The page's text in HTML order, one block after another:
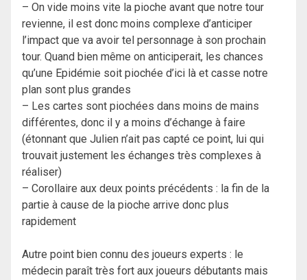
– On vide moins vite la pioche avant que notre tour
revienne, il est donc moins complexe d’anticiper
l’impact que va avoir tel personnage à son prochain
tour. Quand bien même on anticiperait, les chances
qu’une Epidémie soit piochée d’ici là et casse notre
plan sont plus grandes
– Les cartes sont piochées dans moins de mains
différentes, donc il y a moins d’échange à faire
(étonnant que Julien n’ait pas capté ce point, lui qui
trouvait justement les échanges très complexes à
réaliser)
– Corollaire aux deux points précédents : la fin de la
partie à cause de la pioche arrive donc plus
rapidement
Autre point bien connu des joueurs experts : le
médecin paraît très fort aux joueurs débutants mais